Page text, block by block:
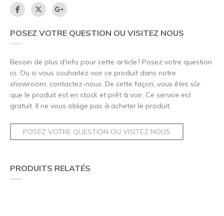
POSEZ VOTRE QUESTION OU VISITEZ NOUS
Besoin de plus d'info pour cette article? Posez votre question
ici. Ou si vous souhaitez voir ce produit dans notre
showroom, contactez-nous. De cette façon, vous êtes sûr
que le produit est en stock et prêt à voir. Ce service est
gratuit. Il ne vous oblige pas à acheter le produit.
POSEZ VOTRE QUESTION OU VISITEZ NOUS
PRODUITS RELATÉS